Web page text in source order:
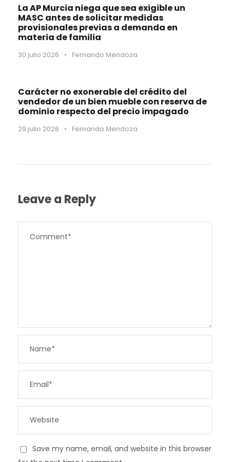
La AP Murcia niega que sea exigible un
MASC antes de solicitar medidas
provisionales previas a demanda en
materia de familia
30 julio 2026 • Fernando Mendoza
Carácter no exonerable del crédito del
vendedor de un bien mueble con reserva de
dominio respecto del precio impagado
29 julio 2026 • Fernando Mendoza
Leave a Reply
Save my name, email, and website in this browser